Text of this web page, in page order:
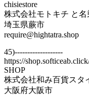
chisiestore
株式会社モトキチ と名
埼玉県蕨市
require@hightatra.shop
45)-------------------
https://
SHOP
株式会社和み百貨スタ
大阪府大阪市